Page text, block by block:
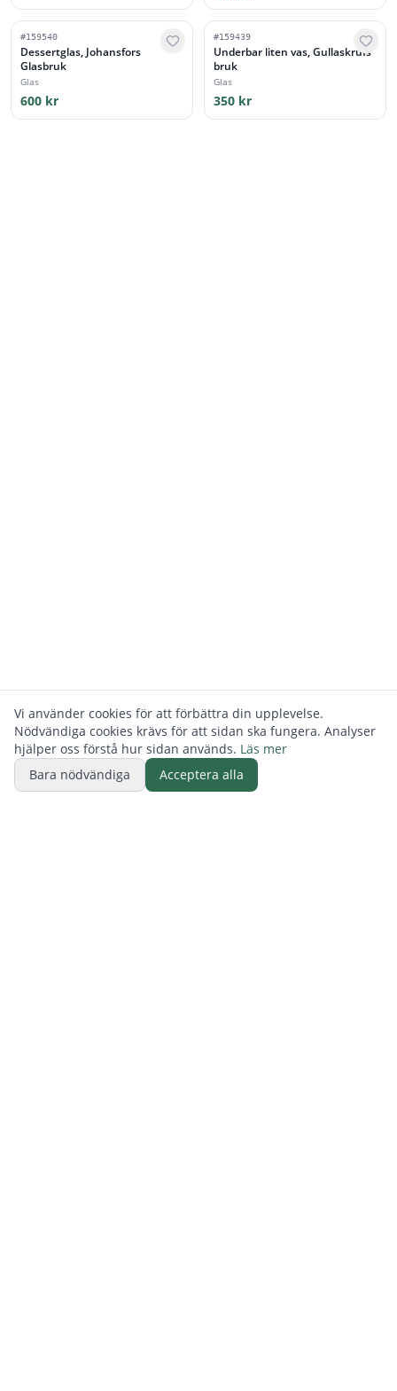
#159540
Dessertglas, Johansfors
Glasbruk
Glas
600 kr
#159439
Underbar liten vas, Gullaskrufs
bruk
Glas
350 kr
Vi använder cookies för att förbättra din upplevelse.
Nödvändiga cookies krävs för att sidan ska fungera. Analyser
hjälper oss förstå hur sidan används. Läs mer
Bara nödvändiga
Acceptera alla